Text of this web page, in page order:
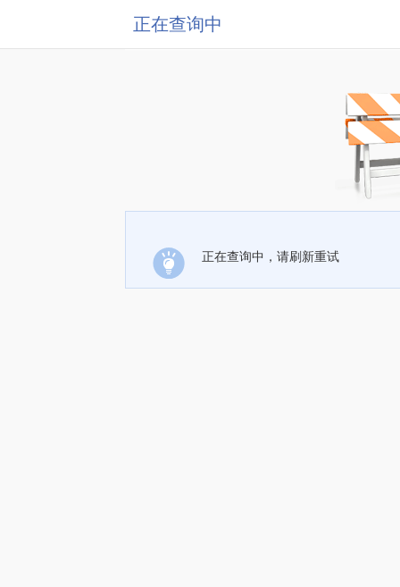
正在查询中
正在查询中，请刷新重试